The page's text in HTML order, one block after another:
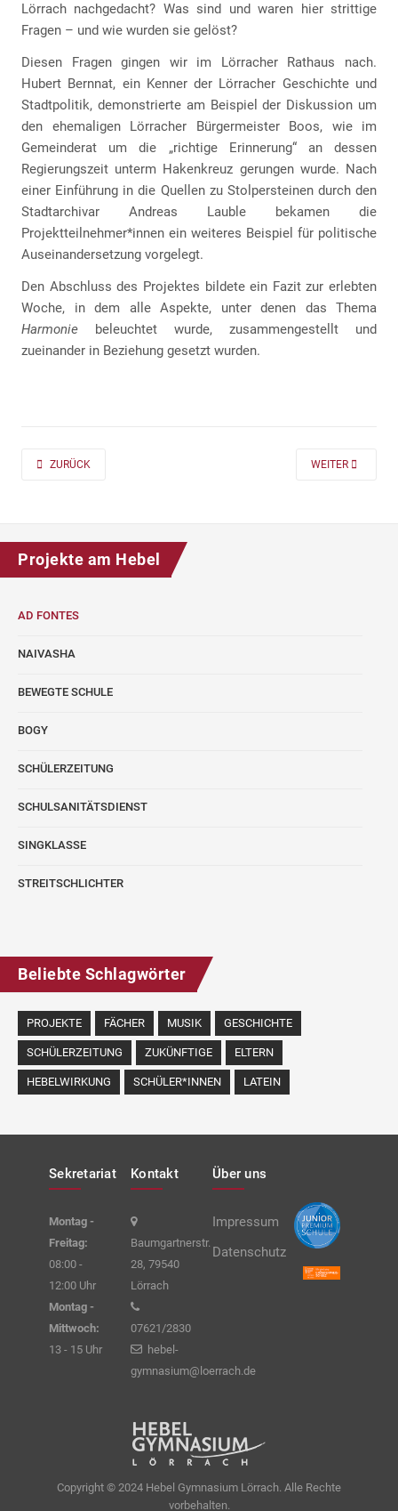
Lörrach nachgedacht? Was sind und waren hier strittige
Fragen – und wie wurden sie gelöst?
Diesen Fragen gingen wir im Lörracher Rathaus nach.
Hubert Bernnat, ein Kenner der Lörracher Geschichte und
Stadtpolitik, demonstrierte am Beispiel der Diskussion um
den ehemaligen Lörracher Bürgermeister Boos, wie im
Gemeinderat um die „richtige Erinnerung“ an dessen
Regierungszeit unterm Hakenkreuz gerungen wurde. Nach
einer Einführung in die Quellen zu Stolpersteinen durch den
Stadtarchivar Andreas Lauble bekamen die
Projektteilnehmer*innen ein weiteres Beispiel für politische
Auseinandersetzung vorgelegt.
Den Abschluss des Projektes bildete ein Fazit zur erlebten
Woche, in dem alle Aspekte, unter denen das Thema
Harmonie beleuchtet wurde, zusammengestellt und
zueinander in Beziehung gesetzt wurden.
PREVIOUS ARTICLE: AD FONTES 2019/20 „MASS“ FÜR DIE KLASSEN 7
ZURÜCK NEXT ARTICLE:
WEITER
Projekte am Hebel
AD FONTES
NAIVASHA
BEWEGTE SCHULE
BOGY
SCHÜLERZEITUNG
SCHULSANITÄTSDIENST
SINGKLASSE
STREITSCHLICHTER
Beliebte Schlagwörter
PROJEKTE FÄCHER MUSIK GESCHICHTE
SCHÜLERZEITUNG ZUKÜNFTIGE ELTERN
HEBELWIRKUNG SCHÜLER*INNEN LATEIN
Sekretariat
Montag -
Freitag:
08:00 -
12:00 Uhr
Montag -
Mittwoch:
13 - 15 Uhr
Kontakt
Baumgartnerstr.
28, 79540
Lörrach
07621/2830
hebel-
gymnasium@loerrach.de
Über uns
Impressum
Datenschutz
Copyright © 2024 Hebel Gymnasium Lörrach. Alle Rechte
vorbehalten.